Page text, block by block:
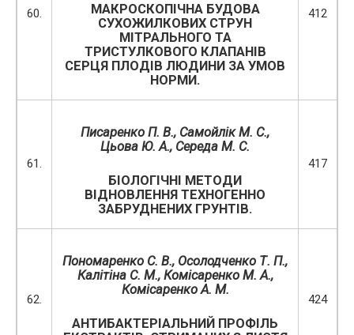
60.
МАКРОСКОПІЧНА БУДОВА
СУХОЖИЛКОВИХ СТРУН
МІТРАЛЬНОГО ТА
ТРИСТУЛКОВОГО КЛАПАНІВ
СЕРЦЯ ПЛОДІВ ЛЮДИНИ ЗА УМОВ
НОРМИ.
412
61.
Писаренко П. В., Самойлік М. С.,
Цьова Ю. А., Середа М. С.
БІОЛОГІЧНІ МЕТОДИ
ВІДНОВЛЕННЯ ТЕХНОГЕННО
ЗАБРУДНЕНИХ ГРУНТІВ.
417
62.
Пономаренко С. В., Осолодченко Т. П.,
Калітіна С. М., Комісаренко М. А.,
Комісаренко А. М.
АНТИБАКТЕРІАЛЬНИЙ ПРОФІЛЬ
424